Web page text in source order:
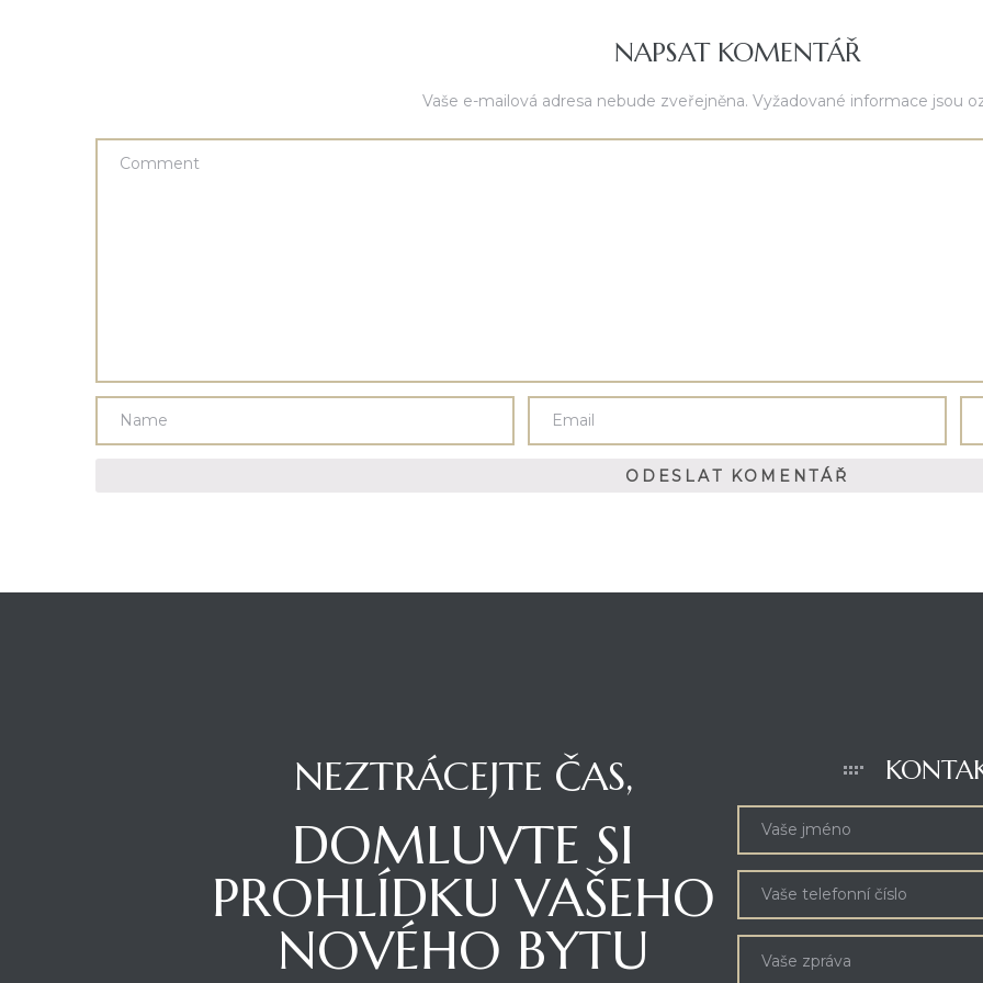
NAPSAT KOMENTÁŘ
Vaše e-mailová adresa nebude zveřejněna. Vyžadované informace jsou
NEZTRÁCEJTE ČAS,
DOMLUVTE SI
PROHLÍDKU VAŠEHO
NOVÉHO BYTU